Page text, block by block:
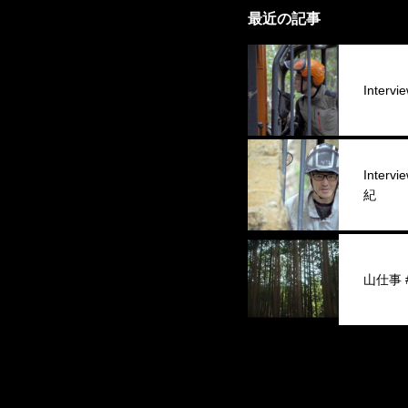
最近の記事
紀
山仕事